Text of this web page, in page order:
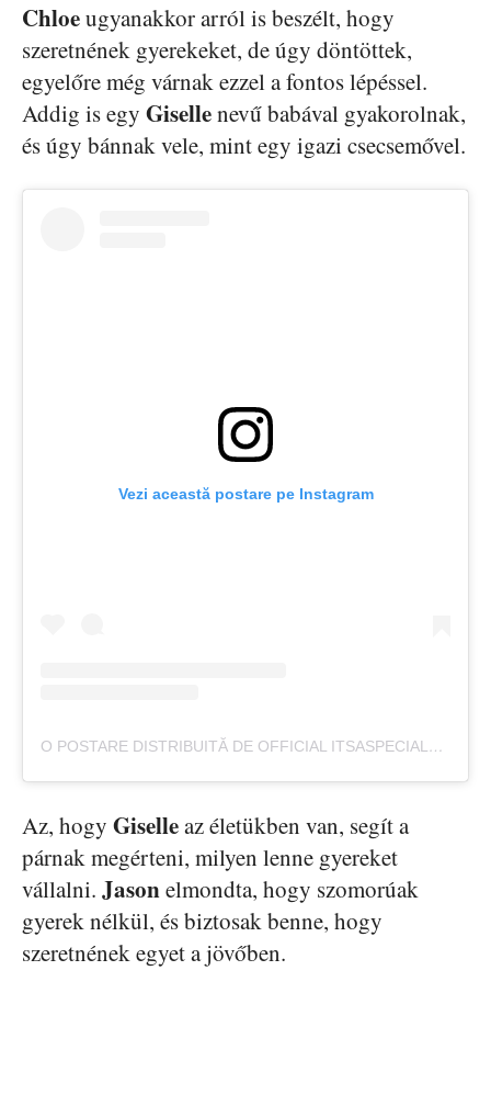
Chloeugyanakkor arról is beszélt, hogy
szeretnének gyerekeket, de úgy döntöttek,
egyelőre még várnak ezzel a fontos lépéssel.
Addig is egy Gisellenevű babával gyakorolnak,
és úgy bánnak vele, mint egy igazi csecsemővel.
Vezi această postare pe Instagram
O POSTARE DISTRIBUITĂ DE OFFICIAL ITSASPECIALLIFE (@ITSASPECIALLIFE)
Az, hogy Giselleaz életükben van, segít a
párnak megérteni, milyen lenne gyereket
vállalni. Jasonelmondta, hogy szomorúak
gyerek nélkül, és biztosak benne, hogy
szeretnének egyet a jövőben.